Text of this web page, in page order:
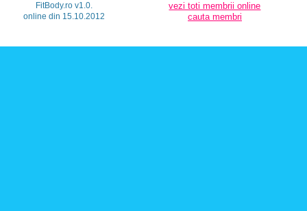
FitBody.ro v1.0.
online din 15.10.2012
vezi toti membrii online
cauta membri